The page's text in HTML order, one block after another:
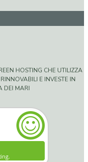
HOSTING CHE UTILIZZA
E INVESTE IN
DEI MARI